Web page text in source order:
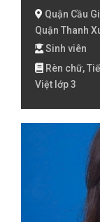
Quận Cầu
Quận Thanh
Sinh viên
Rèn chữ,
Việt lớp 3